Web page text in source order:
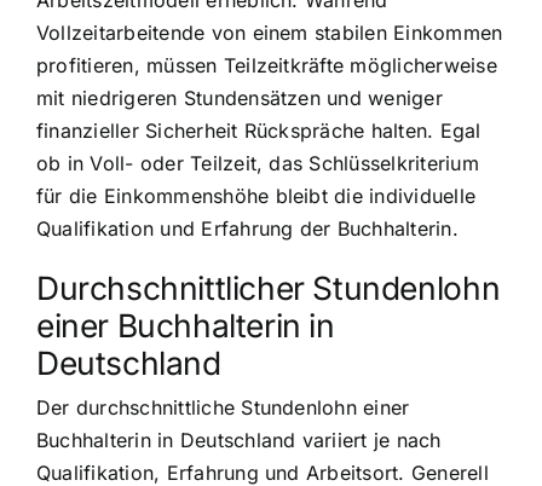
Vollzeitarbeitende von einem stabilen Einkommen
profitieren, müssen Teilzeitkräfte möglicherweise
mit niedrigeren Stundensätzen und weniger
finanzieller Sicherheit Rückspräche halten. Egal
ob in Voll- oder Teilzeit, das Schlüsselkriterium
für die Einkommenshöhe bleibt die individuelle
Qualifikation und Erfahrung der Buchhalterin.
Durchschnittlicher Stundenlohn
einer Buchhalterin in
Deutschland
Der durchschnittliche Stundenlohn einer
Buchhalterin in Deutschland variiert je nach
Qualifikation, Erfahrung und Arbeitsort. Generell